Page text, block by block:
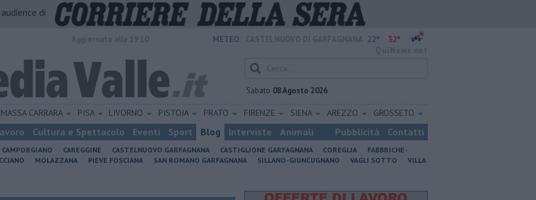
di
METEO: 22° 32°
Sabato 08 Agosto 2026
MASSA CARRARA PISA LIVORNO PISTOIA PRATO FIRENZE SIENA AREZZO GROSSETO
Cultura e Spettacolo Eventi Sport Blog Interviste Animali Pubblicità Contatti
CAMPORGIANO CAREGGINE CASTELNUOVO GARFAGNANA CASTIGLIONE GARFAGNANA COREGLIA
FABBRICHE-
MOLAZZANA PIEVE FOSCIANA SAN ROMANO GARFAGNANA SILLANO-GIUNCUGNANO VAGLI SOTTO
VILLA